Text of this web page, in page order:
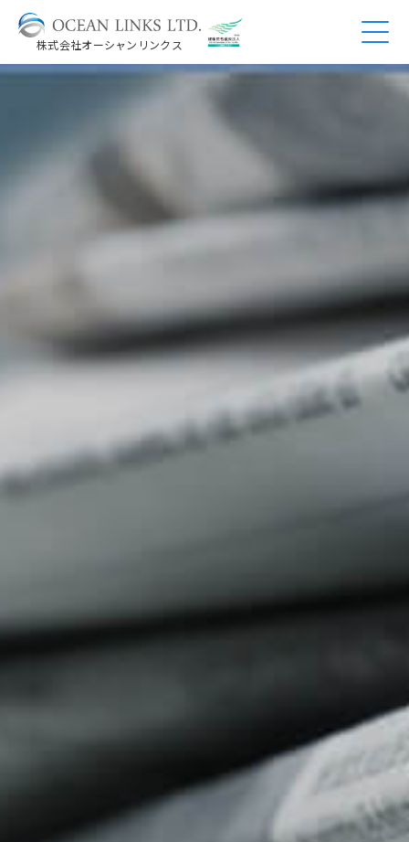
株式会社オーシャンリンクス